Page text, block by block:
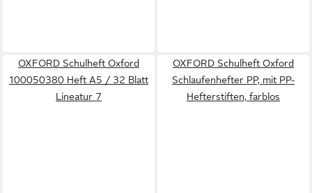
OXFORD Schulheft Oxford
100050380 Heft A5 / 32 Blatt
Lineatur 7
OXFORD Schulheft Oxford
Schlaufenhefter PP, mit PP-
Hefterstiften, farblos